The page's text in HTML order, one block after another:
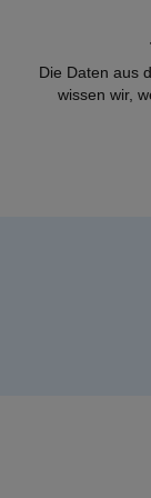
Die Daten aus
wissen wir,